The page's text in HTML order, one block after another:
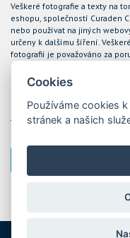
Veškeré fotografie a texty na
eshopu, společností Curaden
nebo používat na jiných
určeny k dalšímu šíření.
fotografií je považováno za
internetového obchodu
bude takové případy řešit
účtenku. Zároveň je povinen
v případě technického výpadku
Cookies
Používáme cookies
stránek a našich